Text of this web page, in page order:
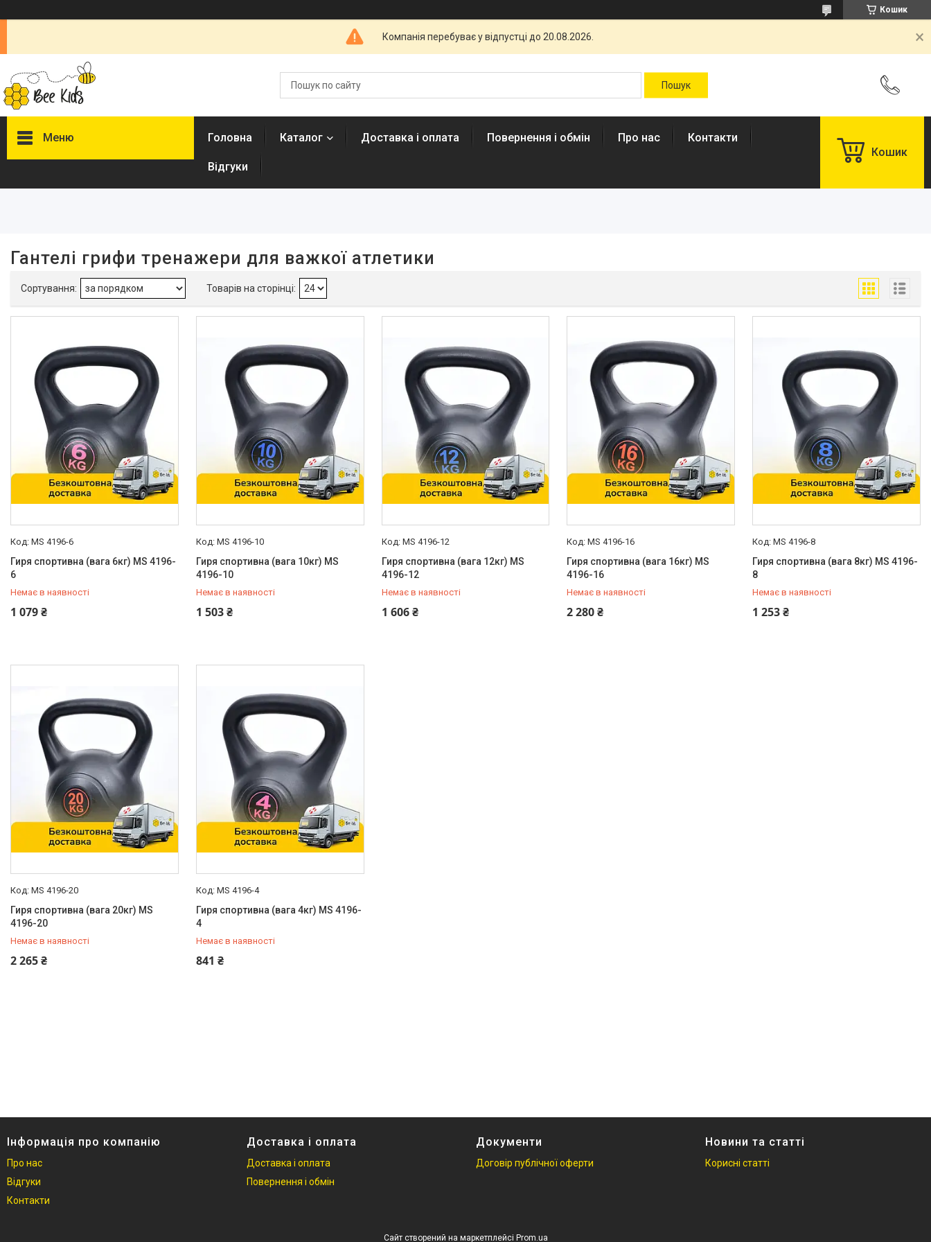
Кошик
Компанія перебуває у відпустці до 20.08.2026.
Меню
Гиря 7
Колір
Нове 7
Конструкція
Цілісна 7
Каталог
Новинки
Доставка і оплата
Повернення і обмін
Документи
Відгуки
Контакти
Головна Каталог Доставка і оплата Повернення і обмін Про нас Контакти
Відгуки
Кошик
Гантелі грифи тренажери для важкої атлетики
MS 4196-6
Гиря спортивна (вага 6кг) MS 4196-
6
Немає в наявності
1 079 ₴
0 (800) 33-98-35
MS 4196-10
Гиря спортивна (вага 10кг) MS
4196-10
Немає в наявності
1 503 ₴
0 (800) 33-98-35
MS 4196-12
Гиря спортивна (вага 12кг) MS
4196-12
Немає в наявності
1 606 ₴
0 (800) 33-98-35
MS 4196-16
Гиря спортивна (вага 16кг) MS
4196-16
Немає в наявності
2 280 ₴
0 (800) 33-98-35
MS 4196-8
Гиря спортивна (вага 8кг) MS 4196-
8
Немає в наявності
1 253 ₴
0 (800) 33-98-35
MS 4196-20
Гиря спортивна (вага 20кг) MS
4196-20
Немає в наявності
2 265 ₴
0 (800) 33-98-35
MS 4196-4
Гиря спортивна (вага 4кг) MS 4196-
4
Немає в наявності
841 ₴
0 (800) 33-98-35
Інформація про компанію
Про нас
Відгуки
Контакти
Доставка і оплата
Доставка і оплата
Повернення і обмін
Документи
Договір публічної оферти
Новини та статті
Корисні статті
Сайт створений на маркетплейсі Prom.ua